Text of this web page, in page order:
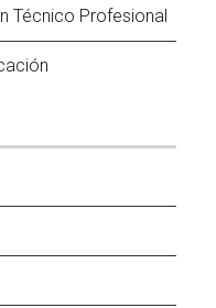
Técnico Profesional